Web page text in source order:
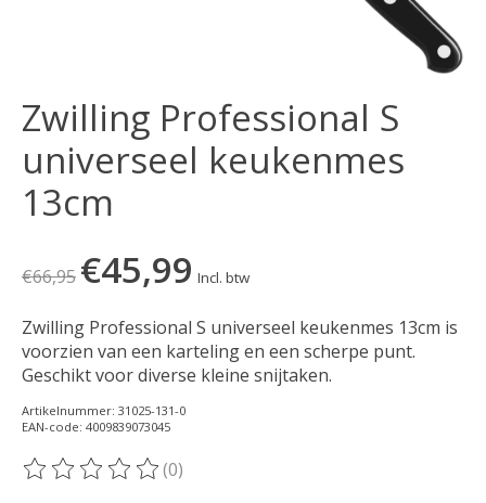
Zwilling Professional S
universeel keukenmes
13cm
€66,95 €45,99 Incl. btw
Zwilling Professional S universeel keukenmes 13cm is
voorzien van een karteling en een scherpe punt.
Geschikt voor diverse kleine snijtaken.
Artikelnummer: 31025-131-0
EAN-code: 4009839073045
De beoordeling van dit product is
(0)